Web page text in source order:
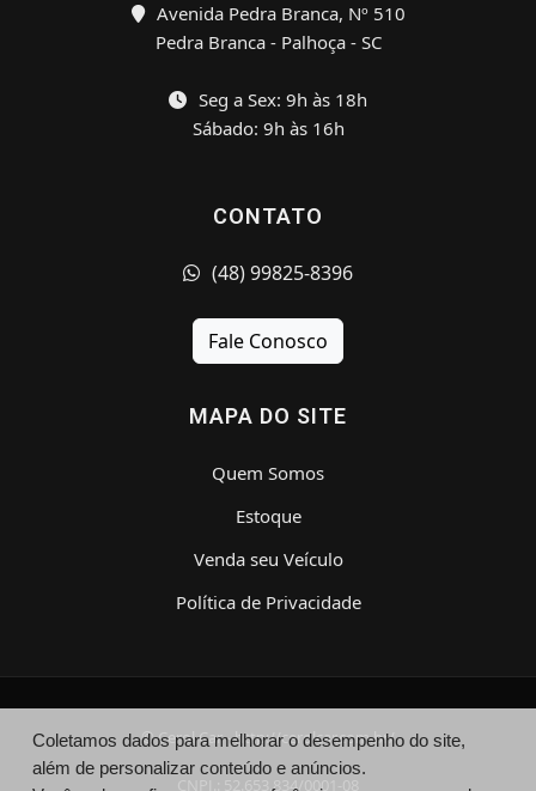
Avenida Pedra Branca, Nº 510
Pedra Branca - Palhoça - SC
Seg a Sex: 9h às 18h
Sábado: 9h às 16h
CONTATO
(48) 99825-8396
Fale Conosco
MAPA DO SITE
Quem Somos
Estoque
Venda seu Veículo
Política de Privacidade
© Cerol Car - http://cerolcar.com.br/
CNPJ.: 52.653.834/0001-08
Coletamos dados para melhorar o desempenho do site,
além de personalizar conteúdo e anúncios.